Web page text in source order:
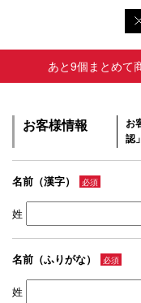
あと9個まとめて
お客様情報
お
認
名前（漢字） 必須
姓
名前（ふりがな） 必須
姓